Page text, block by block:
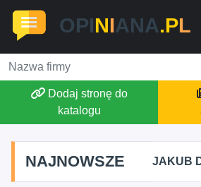
OPINIANA.PL
Dodaj stronę do
katalogu
NAJNOWSZE
MARTA BRACHA JAKUB DYJAKIEWICZ POLISH LODA